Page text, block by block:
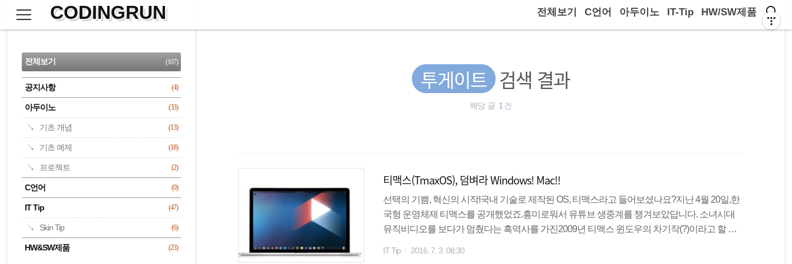
으
CODINGRUN 전체보기 C언어 아두이노 IT-Tip HW/SW제품
투게이트 검색 결과
해당 글 1 건
티맥스(TmaxOS), 덤벼라 Windows! Mac!!
선택의 기쁨, 혁신의 시작!국내 기술로 제작된 OS, 티맥스라고 들어보셨나요?지난 4월 20일,한
국형 운영체제 티맥스를 공개했었죠.흥미로워서 유튜브 생중계를 챙겨보았답니다. 소녀시대
뮤직비디오를 보다가 멈췄다는 흑역사를 가진2009년 티맥스 윈도우의 차기작(?)이라고 할 수
았는데요.댓글보는 재미도 있었네요. >ㅁ
IT Tip 2016. 7. 3. 08:30
CATEGORY
전체보기 (107)
공지사항 (4)
아두이노 (33)
기초 개념 (13)
기초 예제 (18)
프로젝트 (2)
C언어 (0)
IT Tip (47)
Skin Tip (6)
HW&SW제품 (23)
검